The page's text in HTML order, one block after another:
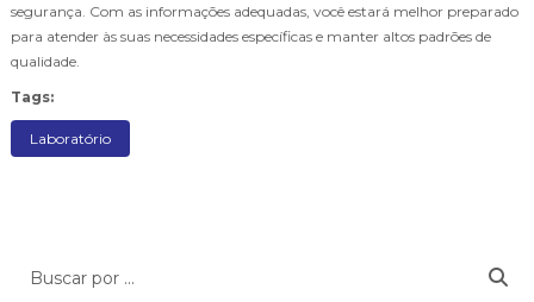
segurança. Com as informações adequadas, você estará melhor preparado
para atender às suas necessidades específicas e manter altos padrões de
qualidade.
Tags:
Laboratório